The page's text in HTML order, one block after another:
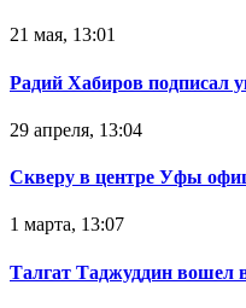
21 мая, 13:01
Радий Хабиров подписал
29 апреля, 13:04
Скверу в центре Уфы
1 марта, 13:07
Талгат Таджуддин вошел